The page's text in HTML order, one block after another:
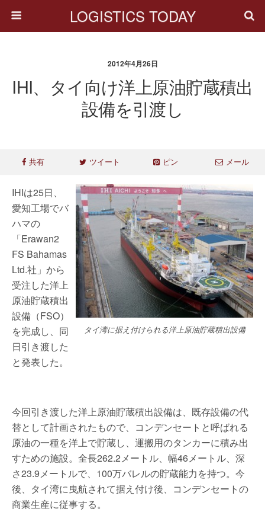
LOGISTICS TODAY
2012年4月26日
IHI、タイ向け洋上原油貯蔵積出
設備を引渡し
共有 ツイート ピン メール
タイ湾に据え付けられる洋上原油貯蔵積出設備
IHIは25日、
愛知工場でバ
ハマの
「Erawan2
FS Bahamas
Ltd.社」から
受注した洋上
原油貯蔵積出
設備（FSO）
を完成し、同
日引き渡した
と発表した。
今回引き渡した洋上原油貯蔵積出設備は、既存設備の代
替として計画されたもので、コンデンセートと呼ばれる
原油の一種を洋上で貯蔵し、運搬用のタンカーに積み出
すための施設。全長262.2メートル、幅46メートル、深
さ23.9メートルで、100万バレルの貯蔵能力を持つ。今
後、タイ湾に曳航されて据え付け後、コンデンセートの
商業生産に従事する。